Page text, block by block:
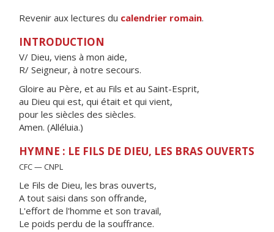
Revenir aux lectures du calendrier romain.
INTRODUCTION
V/ Dieu, viens à mon aide,
R/ Seigneur, à notre secours.
Gloire au Père, et au Fils et au Saint-Esprit,
au Dieu qui est, qui était et qui vient,
pour les siècles des siècles.
Amen. (Alléluia.)
HYMNE : LE FILS DE DIEU, LES BRAS OUVERTS
CFC — CNPL
Le Fils de Dieu, les bras ouverts,
A tout saisi dans son offrande,
L'effort de l'homme et son travail,
Le poids perdu de la souffrance.